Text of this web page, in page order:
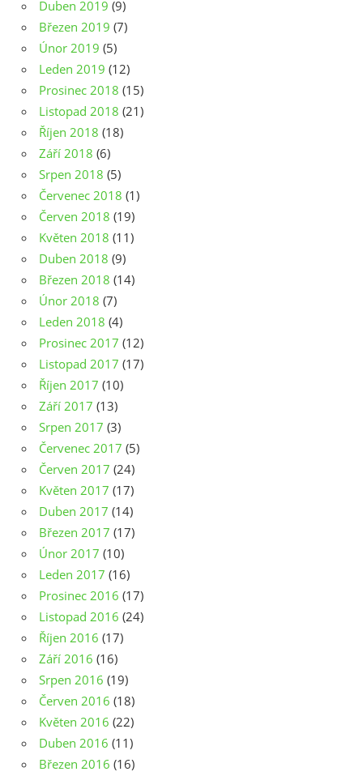
Duben 2019 (9)
Březen 2019 (7)
Únor 2019 (5)
Leden 2019 (12)
Prosinec 2018 (15)
Listopad 2018 (21)
Říjen 2018 (18)
Září 2018 (6)
Srpen 2018 (5)
Červenec 2018 (1)
Červen 2018 (19)
Květen 2018 (11)
Duben 2018 (9)
Březen 2018 (14)
Únor 2018 (7)
Leden 2018 (4)
Prosinec 2017 (12)
Listopad 2017 (17)
Říjen 2017 (10)
Září 2017 (13)
Srpen 2017 (3)
Červenec 2017 (5)
Červen 2017 (24)
Květen 2017 (17)
Duben 2017 (14)
Březen 2017 (17)
Únor 2017 (10)
Leden 2017 (16)
Prosinec 2016 (17)
Listopad 2016 (24)
Říjen 2016 (17)
Září 2016 (16)
Srpen 2016 (19)
Červen 2016 (18)
Květen 2016 (22)
Duben 2016 (11)
Březen 2016 (16)